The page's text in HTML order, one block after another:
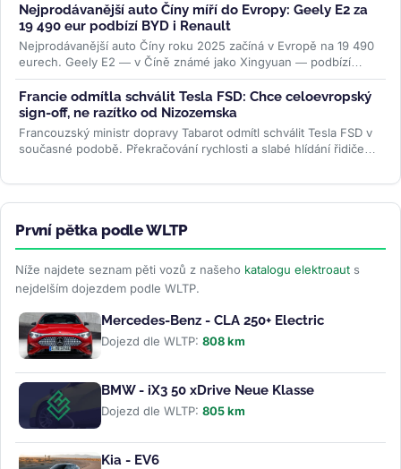
Nejprodávanější auto Číny míří do Evropy: Geely E2 za
19 490 eur podbízí BYD i Renault
Nejprodávanější auto Číny roku 2025 začíná v Evropě na 19 490
eurech. Geely E2 — v Číně známé jako Xingyuan — podbízí
BYD...>>
Francie odmítla schválit Tesla FSD: Chce celoevropský
sign-off, ne razítko od Nizozemska
Francouzský ministr dopravy Tabarot odmítl schválit Tesla FSD v
současné podobě. Překračování rychlosti a slabé hlídání řidiče
První pětka podle WLTP
Níže najdete seznam pěti vozů z našeho katalogu elektroaut s
nejdelším dojezdem podle WLTP.
Mercedes-Benz - CLA 250+ Electric
Dojezd dle WLTP: 808 km
BMW - iX3 50 xDrive Neue Klasse
Dojezd dle WLTP: 805 km
Kia - EV6